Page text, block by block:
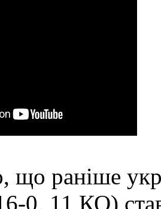
що раніше
0, 11 КО)